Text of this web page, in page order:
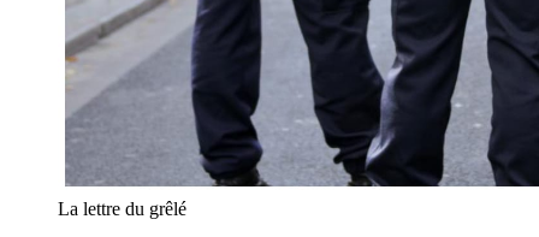
La lettre du grêlé